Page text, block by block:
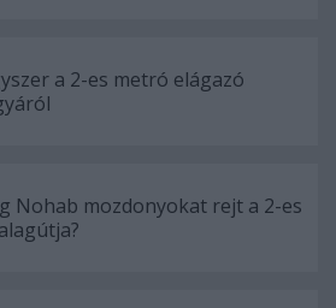
a 2-es metró elágazó
Nohab mozdonyokat rejt a 2-es